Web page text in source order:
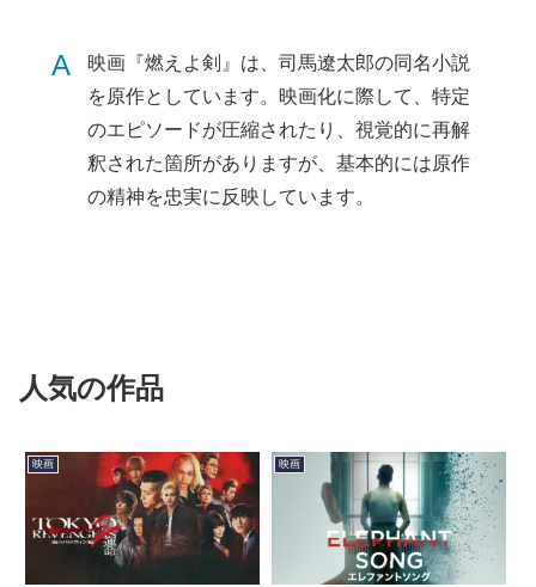
A
映画『燃えよ剣』は、司馬遼太郎の同名小説
を原作としています。映画化に際して、特定
のエピソードが圧縮されたり、視覚的に再解
釈された箇所がありますが、基本的には原作
の精神を忠実に反映しています。
人気の作品
映画 映画